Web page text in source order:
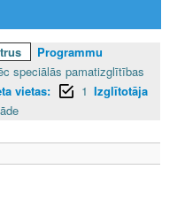
Programmu
speciālās pamatizglītības
vietas: 1 Izglītotāja